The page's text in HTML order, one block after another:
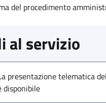
del procedimento
al servizio
presentazione telematica
disponibile